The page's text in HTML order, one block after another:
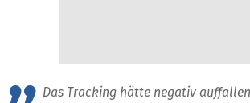
Das Tracking hätte negativ